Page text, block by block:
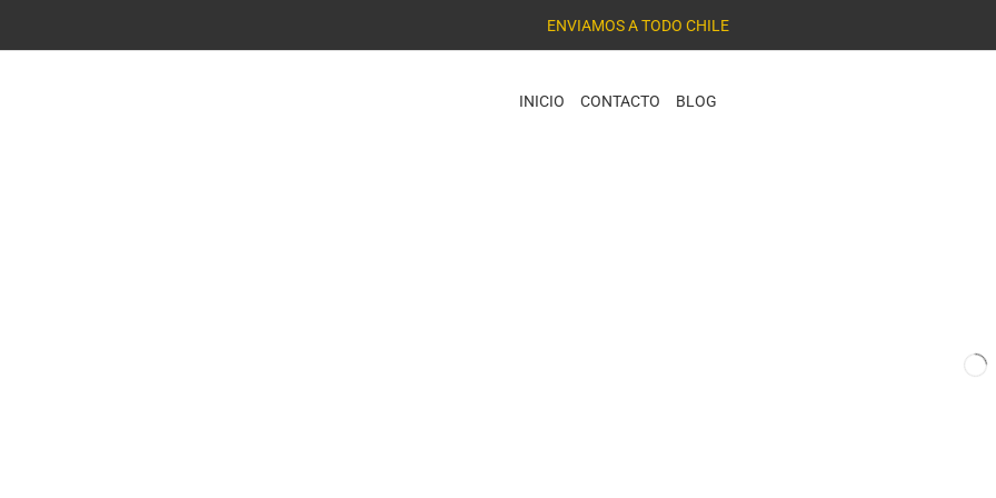
ENVIAMOS A TODO CHILE
INICIO CONTACTO BLOG